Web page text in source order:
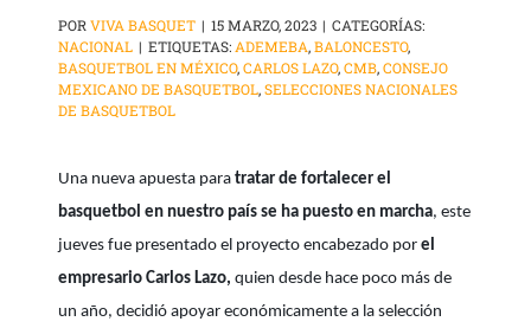
PORVIVA BASQUET | 15 MARZO, 2023 | CATEGORÍAS:
NACIONAL | ETIQUETAS: ADEMEBA,BALONCESTO,
BASQUETBOL EN MÉXICO,CARLOS LAZO,CMB,CONSEJO
MEXICANO DE BASQUETBOL,SELECCIONES NACIONALES
DE BASQUETBOL
Una nueva apuesta paratratar de fortalecer el
basquetbol en nuestro país se ha puesto en marcha, este
jueves fue presentado el proyecto encabezado porel
empresario Carlos Lazo, quien desde hace poco más de
un año, decidió apoyar económicamente a la selección